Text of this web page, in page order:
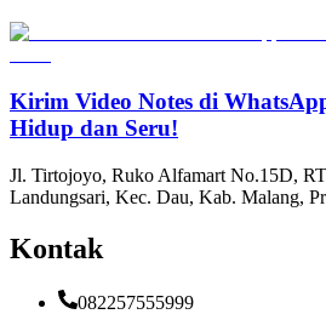
Kirim Video Notes di
Hidup dan Seru!
Jl. Tirtojoyo, Ruko Alfamart No.15D,
Landungsari, Kec. Dau, Kab. Malang,
Kontak
082257555999